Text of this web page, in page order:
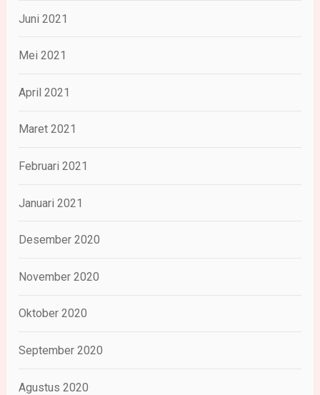
Juni 2021
Mei 2021
April 2021
Maret 2021
Februari 2021
Januari 2021
Desember 2020
November 2020
Oktober 2020
September 2020
Agustus 2020